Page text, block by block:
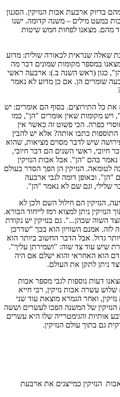
בדיוק ארבעת אבות הנזיקין. הסגנון
במעט מילים – משנה קדומה. ישנו
מהם. מצאנו לפחות חמש שיטות
שאלה שנראית לכאורה שולית: מדוע
במספר מקומות שמונים דבר מה
כגון (ראש השנה ב.): ארבעה ראשי
שומרים הן. אם כן מדוע לא נאמר
את כל התירוצים. בסוף הם אומרים: יש
מקומות שאין אומרים "הן", כמו
כפרה. הכי פשוט זה כאשר אין
כתבו אותה? אלא יש להבין
שיש לדבר מסוים מציאות, שהוא
חיובי, ראשי השנים הם דבר חיובי,
נאמר בהם "הן". אבל אבות הנזיקין
לטומאה. הנזיקין הן הפך הסדר בעולם
"הן". ובאופן דומה לגבי ארבעה
שלילי, וגם שם לא נאמר "הן".
הנזיקין הם חילול השם ולכן לא
ניתן למצוא רמז לייחוד הבורא.
השוה שבהן...". גם בנזיקין יש נקודת
לזה. אמנם השוויון הוא בכך "שדרכן
גדול. אבל הדבר החשוב ביותר הוא
שיש עוד צד שוה: "ושמירתן עליך".
הוא האחראי והוא ישלם אם היה
ניתן לתקן את העולם.
דעות נוספות לגבי מספר אבות
עשרה אבות נזיקין, רבי חייא
ואחר הגמרא מוצאת עוד שני
הנזיקין של המשנה הפכו לעשרים וששה
אותיות והגימטרייה שלו היא עשרים
גם בתוך עולם הנזיקין.
הנזיקין כמייצגים את ארבעת